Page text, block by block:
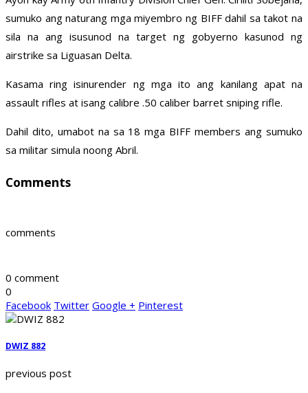
sumuko ang naturang mga miyembro ng BIFF dahil sa takot na
sila na ang isusunod na target ng gobyerno kasunod ng
airstrike sa Liguasan Delta.
Kasama ring isinurender ng mga ito ang kanilang apat na
assault rifles at isang calibre .50 caliber barret sniping rifle.
Dahil dito, umabot na sa 18 mga BIFF members ang sumuko
sa militar simula noong Abril.
Comments
comments
0 comment
0
Facebook Twitter Google + Pinterest
DWIZ 882
previous post